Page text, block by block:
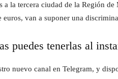
a la tercera ciudad de la Región
euros, van a suponer una
puedes tenerlas al
nuevo canal en Telegram, y